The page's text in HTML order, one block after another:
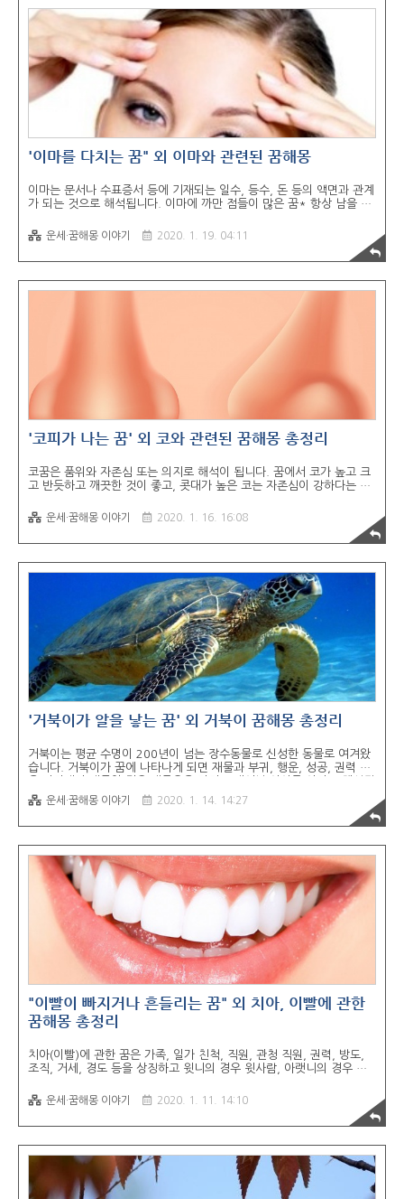
꿈* 처음에는 운세가 좋다가 끝에 가서는 매우 불길하게 된다. 눈물로
얼굴이 젖은 꿈* 생리, 월경 때문에 남성의 요구에 응해줄 수 ..
'이마를 다치는 꿈" 외 이마와 관련된 꿈해몽
이마는 문서나 수표증서 등에 기재되는 일수, 등수, 돈 등의 액면과 관계
가 되는 것으로 해석됩니다. 이마에 까만 점들이 많은 꿈* 항상 남을 위
게 죽어 보이는 꿈* 집안에 재앙과 질병이 발생하고 불행이 닥쳐오거나
실패, 죽음, 사고, 파산 등이 생긴다. 이마를 다치는 꿈* 남들의 비난이
나 구설 등 말썽에 연루되게 된다. 이마 양끝에 뿔이 솟아난 꿈* 분명히
있는 꿈* 가운에 어둠이 깔리고 부모님께서 편찮으시게 되거나 지출, 어
운세·꿈해몽 이야기 2020. 1. 19. 04:11
'코피가 나는 꿈' 외 코와 관련된 꿈해몽 총정리
코꿈은 품위와 자존심 또는 의지로 해석이 됩니다. 꿈에서 코가 높고 크
고 반듯하고 깨끗한 것이 좋고, 콧대가 높은 코는 자존심이 강하다는 의
피가 터져서 온통 얼굴에 묻은 꿈* 여러 방면으로 자기의 재물을 남에게
알려 주거나 손실을 가져올 꿈입니다 남이 코피 난 것을 본 꿈* 상대방
에게 많은 재물을 얻거나 정신적으로 도움을 받는 꿈입니다 애인이나 남
일어나는 꿈입니다. 자신의 코가 멋져 보이는 꿈* 세력이나 능력이 커질
꿈입니다 코가 심한 감기로 막히는 꿈* 잘못된 선택으로 낭패를 보거나
운세·꿈해몽 이야기 2020. 1. 16. 16:08
'거북이가 알을 낳는 꿈' 외 거북이 꿈해몽 총정리
거북이는 평균 수명이 200년이 넘는 장수동물로 신성한 동물로 여겨왔
습니다. 거북이가 꿈에 나타나게 되면 재물과 부귀, 행운, 성공, 권력 등
니다. 여행 중에 큰 거북이를 만나는 꿈* 뜻밖에 큰 횡재를 하거나 재물,
돈, 물품, 재수대통 등의 길운이다. 거북이가 바다에서 육지로 올라오는
꿈* 하는 일이 크게 성공한다. 거북이가 모래밭에서 알을 낳는 꿈* 발
라 가는 꿈* 타인의 도움을 받아 하고 있는 일이 번창해진다. 거북이가
항아리 속에 가득 들어 있는 꿈* 생각지도 않은 엄청난 떼돈이 생기고
부자가 된다. 물속에 빠졌지만 물고기나, 거북이 등의 도움으로 살아나
운세·꿈해몽 이야기 2020. 1. 14. 14:27
"이빨이 빠지거나 흔들리는 꿈" 외 치아, 이빨에 관한
꿈해몽 총정리
치아(이빨)에 관한 꿈은 가족, 일가 친척, 직원, 관청 직원, 권력, 방도,
조직, 거세, 경도 등을 상징하고 윗니의 경우 윗사람, 아랫니의 경우 아
니다. 상대방 이빨이 안으로 굽은 옥니로 또렷이 보이는 꿈* 상대자가
어떤 사소한 일 관계로 원한을 품고 이를 갈게 될 꿈입니다. 자신이빨로
상대방 사람 또는 동물을 무는 꿈* 상대방에게 권세나 사상 따위로 영향
꿈입니다. 마른 오징어를 먹는 꿈* 일신상에 예기치 못한 불행한 사고가
발생하게 될 꿈입니다. 누군가의 이빨이 빠지고 피가 흐르는 것을 보는
꿈* 타인의 실패, 사고, 퇴직, 실직 및 불행한 일에 연관되어 자신에..
운세·꿈해몽 이야기 2020. 1. 11. 14:10